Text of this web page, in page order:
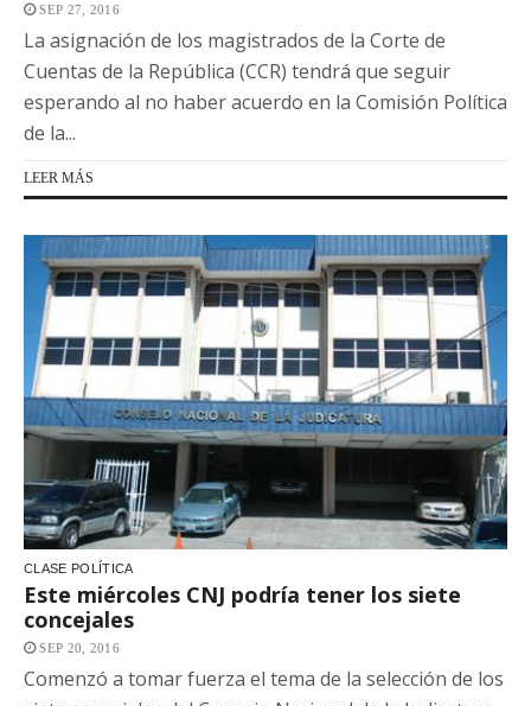
SEP 27, 2016
La asignación de los magistrados de la Corte de
Cuentas de la República (CCR) tendrá que seguir
esperando al no haber acuerdo en la Comisión Política
de la...
LEER MÁS
CLASE POLÍTICA
Este miércoles CNJ podría tener los siete
concejales
SEP 20, 2016
Comenzó a tomar fuerza el tema de la selección de los